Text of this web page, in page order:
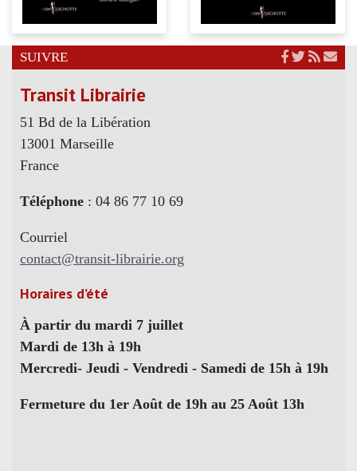
SUIVRE
Transit Librairie
51 Bd de la Libération
13001 Marseille
France
Téléphone : 04 86 77 10 69
Courriel
contact@transit-librairie.org
Horaires d’été
À partir du mardi 7 juillet
Mardi de 13h à 19h
Mercredi- Jeudi - Vendredi - Samedi de 15h à 19h
Fermeture du 1er Août de 19h au 25 Août 13h